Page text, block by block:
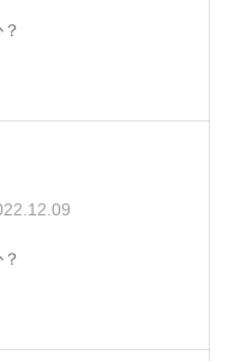
が美味しく、満足度
ありました。
思います。